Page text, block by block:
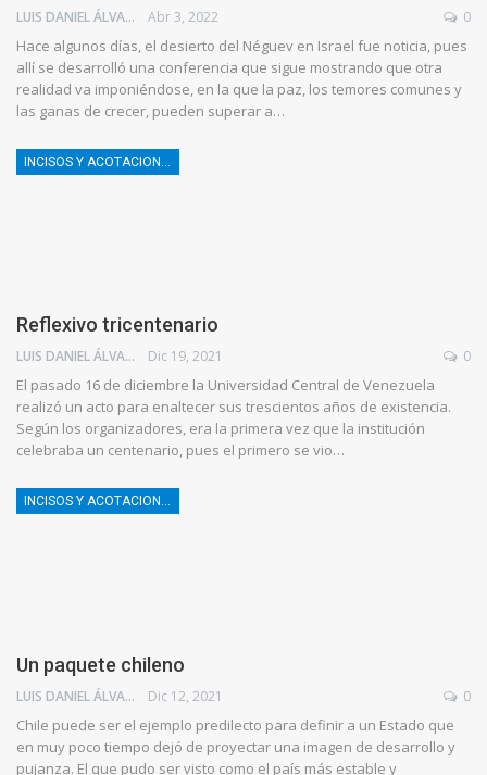
LUIS DANIEL ÁLVAREZ Abr 3, 2022 0
Hace algunos días, el desierto del Néguev en Israel fue noticia, pues
allí se desarrolló una conferencia que sigue mostrando que otra
realidad va imponiéndose, en la que la paz, los temores comunes y
las ganas de crecer, pueden superar a…
INCISOS Y ACOTACIONES
Reflexivo tricentenario
LUIS DANIEL ÁLVAREZ Dic 19, 2021 0
El pasado 16 de diciembre la Universidad Central de Venezuela
realizó un acto para enaltecer sus trescientos años de existencia.
Según los organizadores, era la primera vez que la institución
celebraba un centenario, pues el primero se vio…
INCISOS Y ACOTACIONES
Un paquete chileno
LUIS DANIEL ÁLVAREZ Dic 12, 2021 0
Chile puede ser el ejemplo predilecto para definir a un Estado que
en muy poco tiempo dejó de proyectar una imagen de desarrollo y
pujanza. El que pudo ser visto como el país más estable y